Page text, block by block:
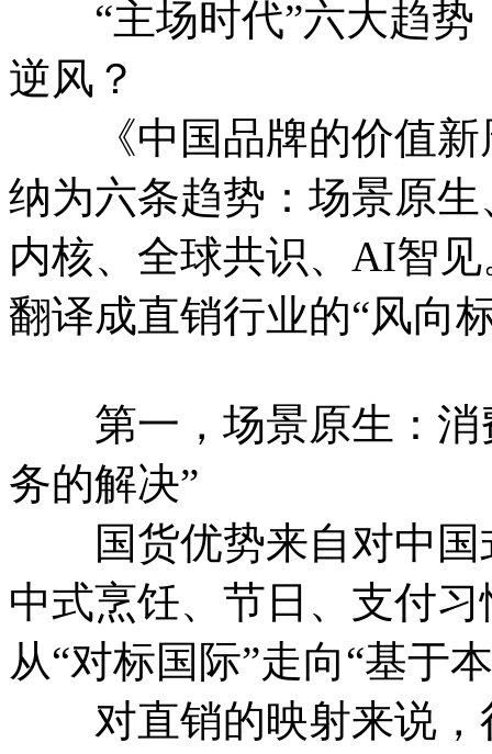
“主场时代”六大趋势
逆风？
《中国品牌的价值新
纳为六条趋势：场景原
内核、全球共识、AI智
翻译成直销行业的“风向
第一，场景原生：消
务的解决”
国货优势来自对中国
中式烹饪、节日、支付
从“对标国际”走向“基于
对直销的映射来说，